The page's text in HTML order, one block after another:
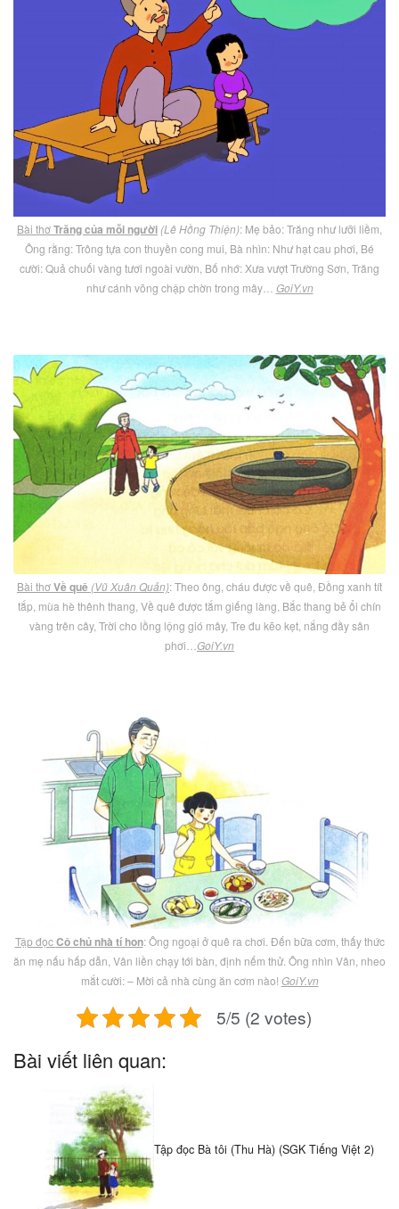
Bài thơTrăng của mỗi người (Lê Hồng Thiện): Mẹ bảo: Trăng như lưỡi liềm,
Ông rằng: Trông tựa con thuyền cong mui, Bà nhìn: Như hạt cau phơi, Bé
cười: Quả chuối vàng tươi ngoài vườn, Bố nhớ: Xưa vượt Trường Sơn, Trăng
như cánh võng chập chờn trong mây… GoiY.vn
Bài thơVề quê (Vũ Xuân Quản): Theo ông, cháu được về quê, Đồng xanh tít
tắp, mùa hè thênh thang, Về quê được tắm giếng làng, Bắc thang bẻ ổi chín
vàng trên cây, Trời cho lồng lộng gió mây, Tre đu kẽo kẹt, nắng đầy sân
phơi… GoiY.vn
Tập đọcCô chủ nhà tí hon: Ông ngoại ở quê ra chơi. Đến bữa cơm, thấy thức
ăn mẹ nấu hấp dẫn, Vân liền chạy tới bàn, định nếm thử. Ông nhìn Vân, nheo
mắt cười: – Mời cả nhà cùng ăn cơm nào! GoiY.vn
5/5 (2 votes)
Bài viết liên quan:
Tập đọc Bà tôi (Thu Hà) (SGK Tiếng Việt 2)